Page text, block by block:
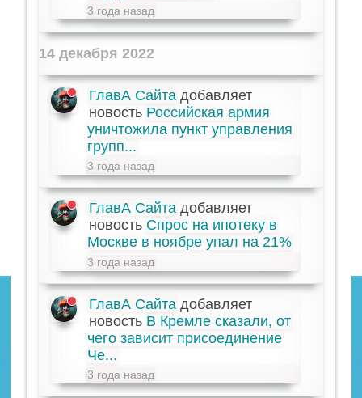
3 года назад
14 декабря 2022
ГлавА Сайта добавляет
новость Российская армия
уничтожила пункт управления
групп...
3 года назад
ГлавА Сайта добавляет
новость Спрос на ипотеку в
Москве в ноябре упал на 21%
3 года назад
ГлавА Сайта добавляет
новость В Кремле сказали, от
чего зависит присоединение
Че...
3 года назад